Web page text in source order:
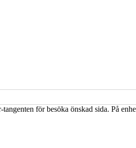
för besöka önskad sida. På